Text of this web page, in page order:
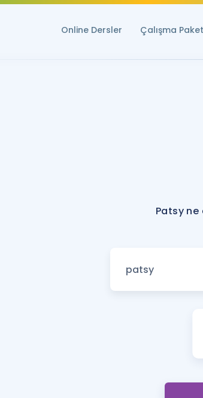
Online Dersler Çalışma
Patsy